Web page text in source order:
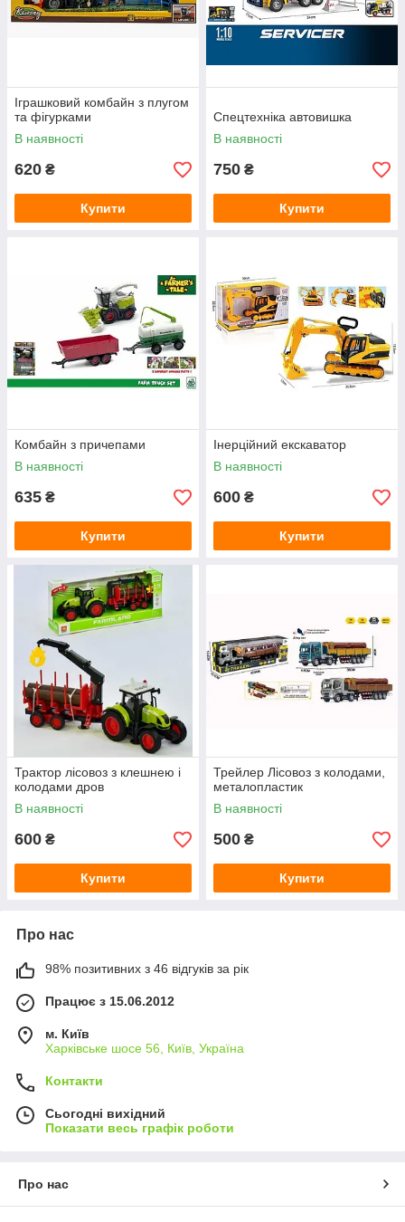
Іграшковий комбайн з плугом
та фігурками
В наявності
620 ₴
Купити
Спецтехніка автовишка
В наявності
750 ₴
Купити
Комбайн з причепами
В наявності
635 ₴
Купити
Інерційний екскаватор
В наявності
600 ₴
Купити
Трактор лісовоз з клешнею і
колодами дров
В наявності
600 ₴
Купити
Трейлер Лісовоз з колодами,
металопластик
В наявності
500 ₴
Купити
Про нас
98% позитивних з 46 відгуків за рік
Працює з 15.06.2012
м. Київ
Харківське шосе 56, Київ, Україна
Контакти
Сьогодні вихідний
Показати весь графік роботи
Про нас